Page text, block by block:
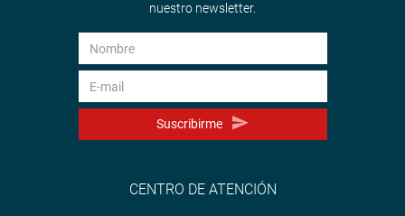
nuestro newsletter.
Suscribirme
CENTRO DE ATENCIÓN